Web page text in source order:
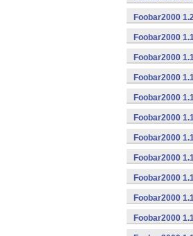
Foobar2000
Foobar2000
Foobar2000
Foobar2000
Foobar2000
Foobar2000
Foobar2000
Foobar2000
Foobar2000
Foobar2000
Foobar2000